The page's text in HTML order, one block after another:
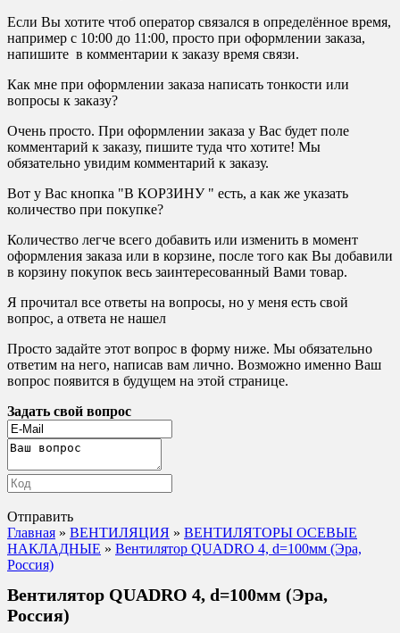
Если Вы хотите чтоб оператор связался в определённое время,
например с 10:00 до 11:00, просто при оформлении заказа,
напишите в комментарии к заказу время связи.
Как мне при оформлении заказа написать тонкости или
вопросы к заказу?
Очень просто. При оформлении заказа у Вас будет поле
комментарий к заказу, пишите туда что хотите! Мы
обязательно увидим комментарий к заказу.
Вот у Вас кнопка "В КОРЗИНУ " есть, а как же указать
количество при покупке?
Количество легче всего добавить или изменить в момент
оформления заказа или в корзине, после того как Вы добавили
в корзину покупок весь заинтересованный Вами товар.
Я прочитал все ответы на вопросы, но у меня есть свой
вопрос, а ответа не нашел
Просто задайте этот вопрос в форму ниже. Мы обязательно
ответим на него, написав вам лично. Возможно именно Ваш
вопрос появится в будущем на этой странице.
Задать свой вопрос
Отправить
Главная » ВЕНТИЛЯЦИЯ » ВЕНТИЛЯТОРЫ ОСЕВЫЕ
НАКЛАДНЫЕ » Вентилятор QUADRO 4, d=100мм (Эра,
Россия)
Вентилятор QUADRO 4, d=100мм (Эра,
Россия)